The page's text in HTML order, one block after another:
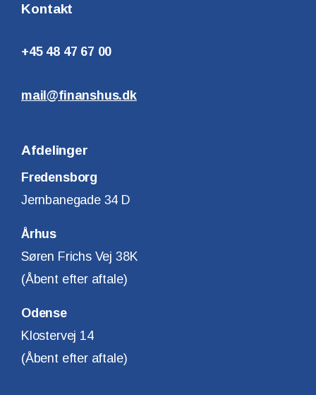
Kontakt
+45 48 47 67 00
mail@finanshus.dk
Afdelinger
Fredensborg
Jernbanegade 34 D
Århus
Søren Frichs Vej 38K
(Åbent efter aftale)
Odense
Klostervej 14
(Åbent efter aftale)